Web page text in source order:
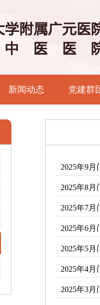
新闻动态 党建群
2025年9
2025年8
2025年7
2025年6
2025年5
2025年4
2025年3